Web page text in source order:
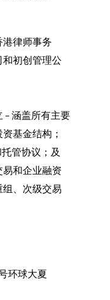
律师事务
和初创管理公
– 涵盖所有主要
基金结构；
管协议；及
和企业融资
、次级交易
环球大夏